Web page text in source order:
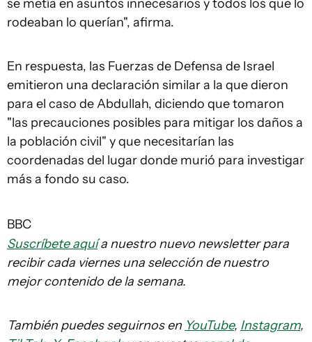
se metía en asuntos innecesarios y todos los que lo
rodeaban lo querían", afirma.
En respuesta, las Fuerzas de Defensa de Israel
emitieron una declaración similar a la que dieron
para el caso de Abdullah, diciendo que tomaron
"las precauciones posibles para mitigar los daños a
la población civil" y que necesitarían las
coordenadas del lugar donde murió para investigar
más a fondo su caso.
BBC
Suscríbete aquía nuestro nuevo newsletter para
recibir cada viernes una selección de nuestro
mejor contenido de la semana.
También puedes seguirnos en YouTube, Instagram,